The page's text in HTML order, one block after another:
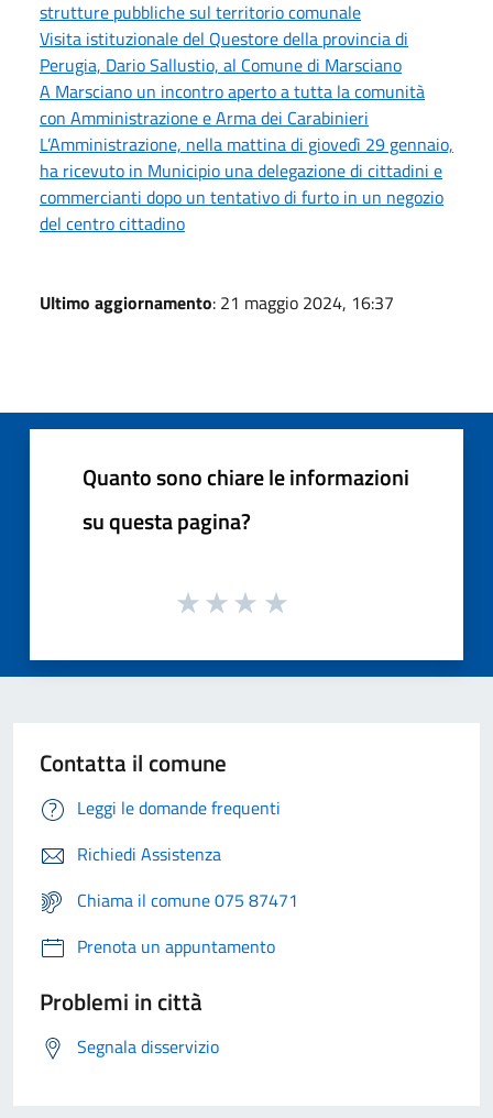
strutture pubbliche sul territorio comunale
Visita istituzionale del Questore della provincia di
Perugia, Dario Sallustio, al Comune di Marsciano
A Marsciano un incontro aperto a tutta la comunità
con Amministrazione e Arma dei Carabinieri
L’Amministrazione, nella mattina di giovedì 29 gennaio,
ha ricevuto in Municipio una delegazione di cittadini e
commercianti dopo un tentativo di furto in un negozio
del centro cittadino
Ultimo aggiornamento: 21 maggio 2024, 16:37
Quanto sono chiare le informazioni
su questa pagina?
Contatta il comune
Leggi le domande frequenti
Richiedi Assistenza
Chiama il comune 075 87471
Prenota un appuntamento
Problemi in città
Segnala disservizio